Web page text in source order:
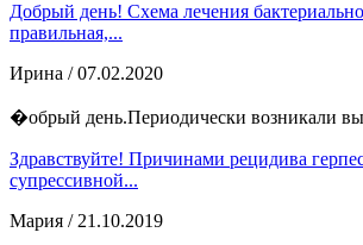
Добрый день! Схема лечения
правильная,...
Ирина / 07.02.2020
�обрый день.Периодически возникали
Здравствуйте! Причинами рецидива
супрессивной...
Мария / 21.10.2019